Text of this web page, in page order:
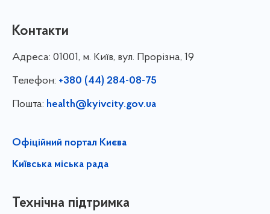
Контакти
Адреса: 01001, м. Київ, вул. Прорізна, 19
Телефон: +380 (44) 284-08-75
Пошта: health@kyivcity.gov.ua
Офіційний портал Києва
Київська міська рада
Технічна підтримка